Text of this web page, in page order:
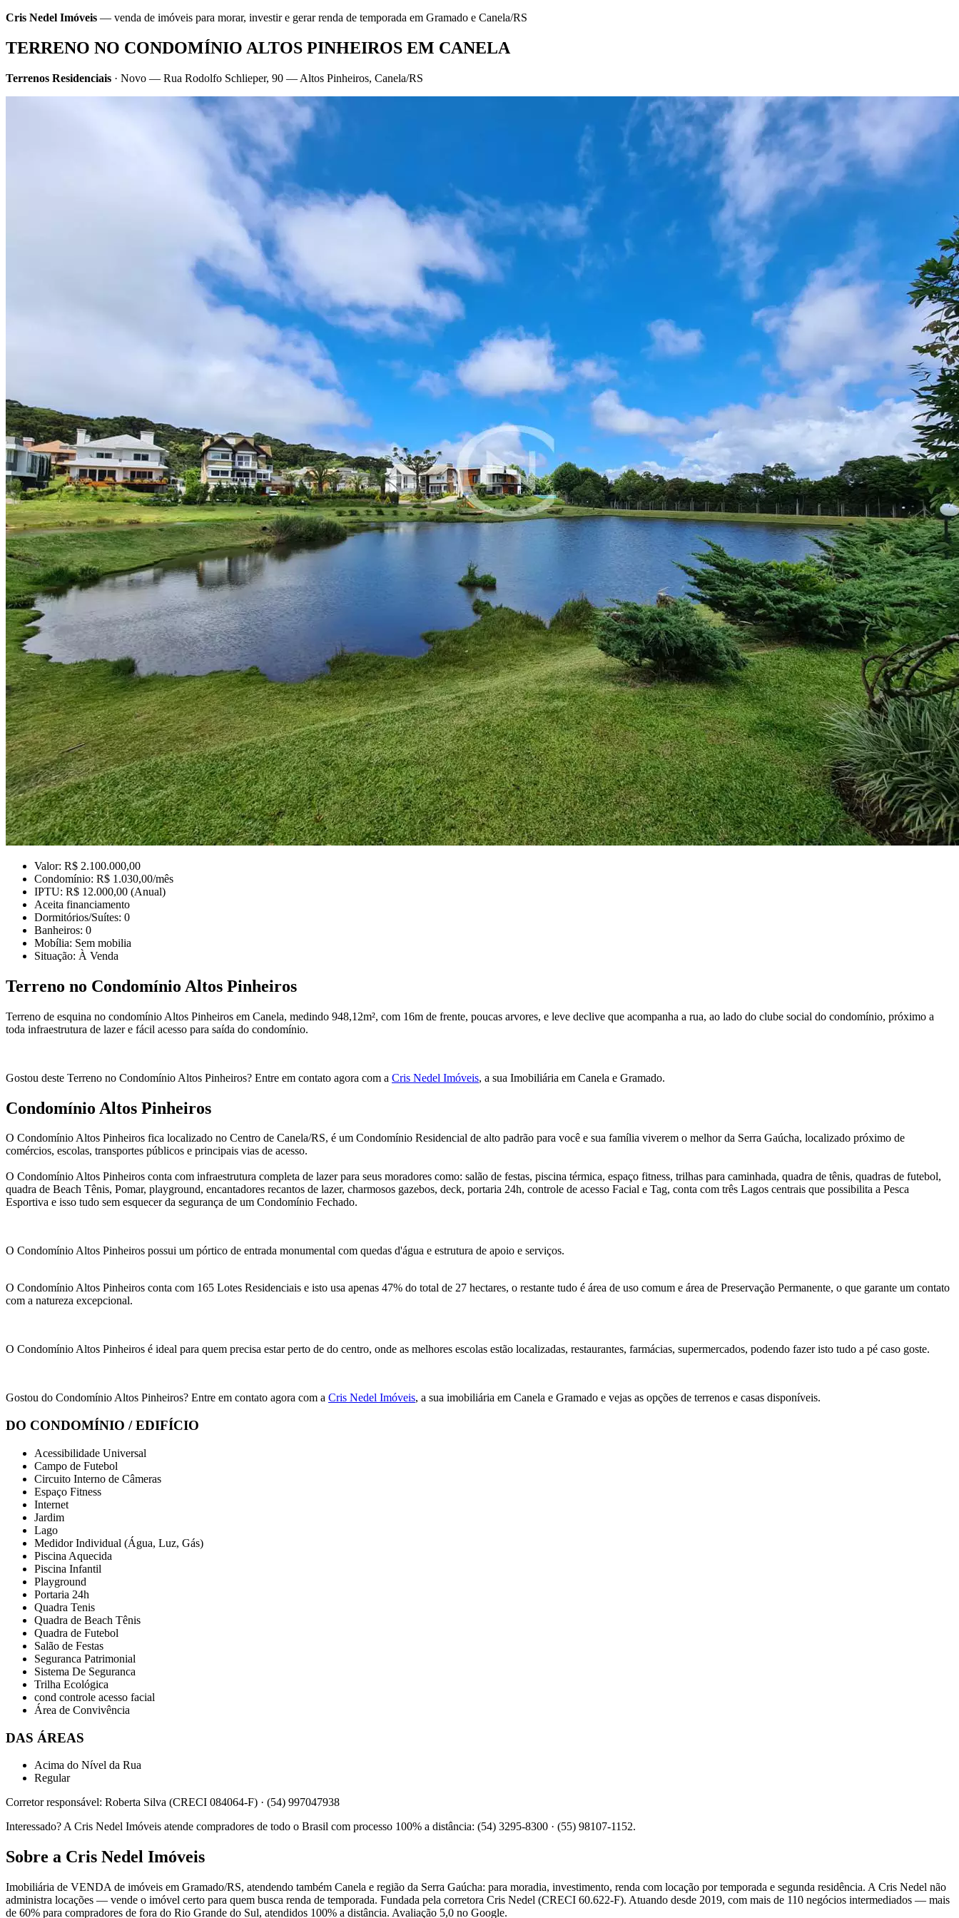
Cris Nedel Imóveis — venda de imóveis para morar, investir e gerar renda de temporada em Gramado e Canela/RS
TERRENO NO CONDOMÍNIO ALTOS PINHEIROS EM CANELA
Terrenos Residenciais · Novo — Rua Rodolfo Schlieper, 90 — Altos Pinheiros, Canela/RS
Valor: R$ 2.100.000,00
Condomínio: R$ 1.030,00/mês
IPTU: R$ 12.000,00 (Anual)
Aceita financiamento
Dormitórios/Suítes: 0
Banheiros: 0
Mobília: Sem mobilia
Situação: À Venda
Terreno no Condomínio Altos Pinheiros
Terreno de esquina no condomínio Altos Pinheiros em Canela, medindo 948,12m², com 16m de frente, poucas arvores, e leve declive que acompanha a rua, ao lado do clube social do condomínio, próximo a
toda infraestrutura de lazer e fácil acesso para saída do condomínio.
Gostou deste Terreno no Condomínio Altos Pinheiros? Entre em contato agora com a Cris Nedel Imóveis, a sua Imobiliária em Canela e Gramado.
Condomínio Altos Pinheiros
O Condomínio Altos Pinheiros fica localizado no Centro de Canela/RS, é um Condomínio Residencial de alto padrão para você e sua família viverem o melhor da Serra Gaúcha, localizado próximo de
comércios, escolas, transportes públicos e principais vias de acesso.
O Condomínio Altos Pinheiros conta com infraestrutura completa de lazer para seus moradores como: salão de festas, piscina térmica, espaço fitness, trilhas para caminhada, quadra de tênis, quadras de futebol,
quadra de Beach Tênis, Pomar, playground, encantadores recantos de lazer, charmosos gazebos, deck, portaria 24h, controle de acesso Facial e Tag, conta com três Lagos centrais que possibilita a Pesca
Esportiva e isso tudo sem esquecer da segurança de um Condomínio Fechado.
O Condomínio Altos Pinheiros possui um pórtico de entrada monumental com quedas d'água e estrutura de apoio e serviços.
O Condomínio Altos Pinheiros conta com 165 Lotes Residenciais e isto usa apenas 47% do total de 27 hectares, o restante tudo é área de uso comum e área de Preservação Permanente, o que garante um contato
com a natureza excepcional.
O Condomínio Altos Pinheiros é ideal para quem precisa estar perto de do centro, onde as melhores escolas estão localizadas, restaurantes, farmácias, supermercados, podendo fazer isto tudo a pé caso goste.
Gostou do Condomínio Altos Pinheiros? Entre em contato agora com a Cris Nedel Imóveis, a sua imobiliária em Canela e Gramado e vejas as opções de terrenos e casas disponíveis.
DO CONDOMÍNIO / EDIFÍCIO
Acessibilidade Universal
Campo de Futebol
Circuito Interno de Câmeras
Espaço Fitness
Internet
Jardim
Lago
Medidor Individual (Água, Luz, Gás)
Piscina Aquecida
Piscina Infantil
Playground
Portaria 24h
Quadra Tenis
Quadra de Beach Tênis
Quadra de Futebol
Salão de Festas
Seguranca Patrimonial
Sistema De Seguranca
Trilha Ecológica
cond controle acesso facial
Área de Convivência
DAS ÁREAS
Acima do Nível da Rua
Regular
Corretor responsável: Roberta Silva (CRECI 084064-F) · (54) 997047938
Interessado? A Cris Nedel Imóveis atende compradores de todo o Brasil com processo 100% a distância: (54) 3295-8300 · (55) 98107-1152.
Sobre a Cris Nedel Imóveis
Imobiliária de VENDA de imóveis em Gramado/RS, atendendo também Canela e região da Serra Gaúcha: para moradia, investimento, renda com locação por temporada e segunda residência. A Cris Nedel não
administra locações — vende o imóvel certo para quem busca renda de temporada. Fundada pela corretora Cris Nedel (CRECI 60.622-F). Atuando desde 2019, com mais de 110 negócios intermediados — mais
de 60% para compradores de fora do Rio Grande do Sul, atendidos 100% a distância. Avaliação 5,0 no Google.